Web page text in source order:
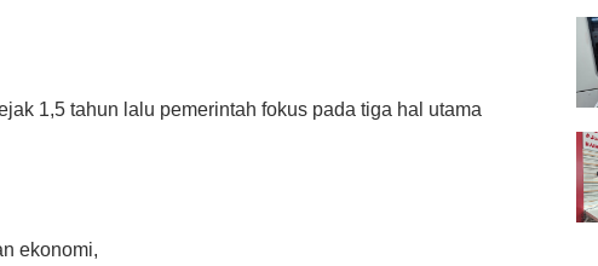
1,5 tahun lalu pemerintah fokus pada tiga hal utama
ekonomi,